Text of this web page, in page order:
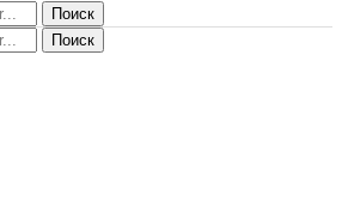
Поиск
Поиск